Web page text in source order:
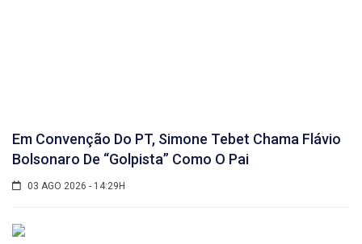
Em Convenção Do PT, Simone Tebet Chama Flávio
Bolsonaro De “golpista” Como O Pai
03 AGO 2026 - 14:29H